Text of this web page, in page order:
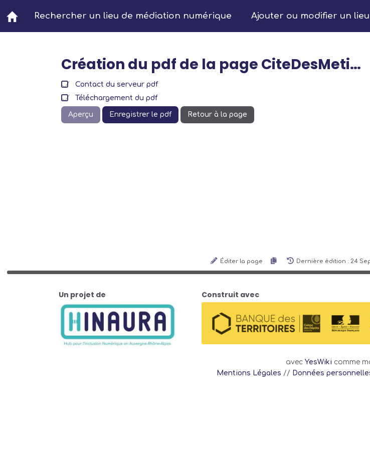
Aller au contenu principal
Rechercher un lieu de médiation numérique Ajouter ou modifier un lieu
Création du pdf de la page CiteDesMeti…
Contact du serveur pdf
Téléchargement du pdf
Aperçu Enregistrer le pdf Retour à la page
Éditer la page Dernière édition : 24
Un projet de Construit avec
avec YesWiki comme
Mentions Légales // Données